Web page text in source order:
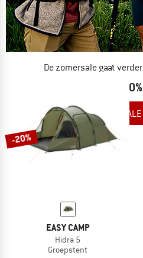
De zomersale gaat verder
NU TOT MAAR LIEFST -50%
NAAR DE SALE
-20%
EASY CAMP
Hidra 5
Groepstent